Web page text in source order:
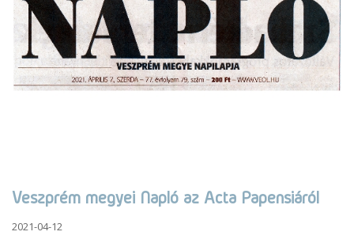
Veszprém megyei Napló az Acta Papensiáról
2021-04-12